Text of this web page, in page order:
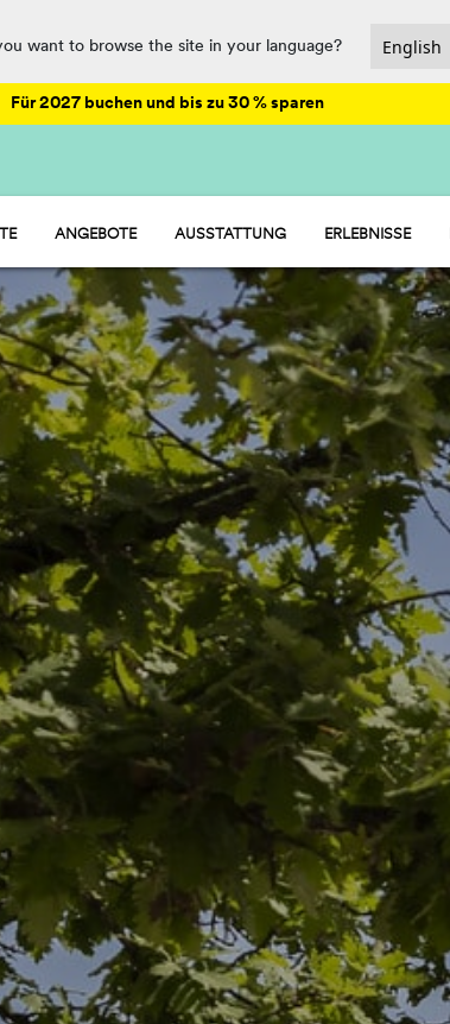
want to browse the site in your language?
Für 2027 buchen und bis zu 30 % sparen
ANGEBOTE AUSSTATTUNG
GASTRONOMIE UND MARKT
SPASS
SPORT UND WELLNESS
WASSERPARKS
PET FRIENDLY
ERLEBNISSE